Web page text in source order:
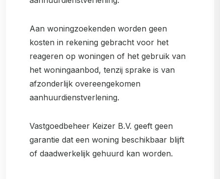
Aan woningzoekenden worden geen
kosten in rekening gebracht voor het
reageren op woningen of het gebruik van
het woningaanbod, tenzij sprake is van
afzonderlijk overeengekomen
aanhuurdienstverlening.
Vastgoedbeheer Keizer B.V. geeft geen
garantie dat een woning beschikbaar blijft
of daadwerkelijk gehuurd kan worden.